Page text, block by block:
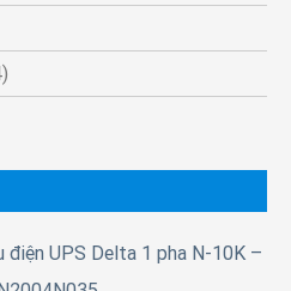
điện UPS Delta 1 pha N-10K –